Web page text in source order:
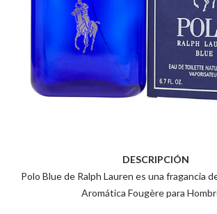
DESCRIPCIÓN
Polo Blue de Ralph Lauren es una fragancia
Aromática Fougère para